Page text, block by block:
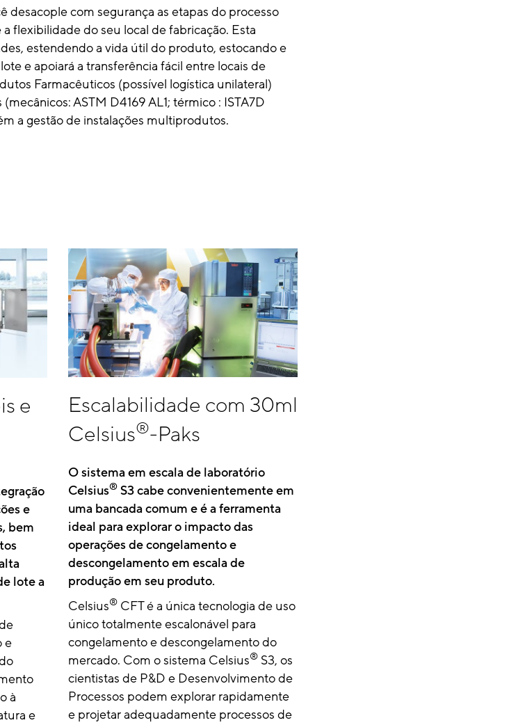
desacople com segurança as etapas do processo
flexibilidade do seu local de fabricação. Esta
estendendo a vida útil do produto, estocando e
e apoiará a transferência fácil entre locais de
Farmacêuticos (possível logística unilateral)
ASTM D4169 AL1; térmico : ISTA7D
a gestão de instalações multiprodutos.
e
e
bem
lote a
e
à
e
Escalabilidade com 30ml
Celsius®-Paks
O sistema em escala de laboratório
Celsius® S3 cabe convenientemente em
uma bancada comum e é a ferramenta
ideal para explorar o impacto das
operações de congelamento e
descongelamento em escala de
produção em seu produto.
Celsius® CFT é a única tecnologia de uso
único totalmente escalonável para
congelamento e descongelamento do
mercado. Com o sistema Celsius® S3, os
cientistas de P&D e Desenvolvimento de
Processos podem explorar rapidamente
e projetar adequadamente processos de